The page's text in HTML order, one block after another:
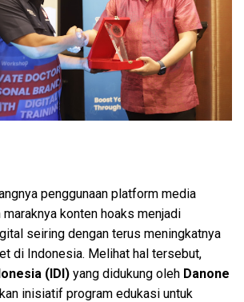
penggunaan platform media
konten hoaks menjadi
seiring dengan terus meningkatnya
di Indonesia. Melihat hal tersebut,
(IDI) yang didukung oleh Danone
inisiatif program edukasi untuk